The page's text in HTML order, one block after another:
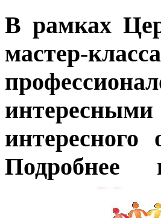
В рамках
мастер-